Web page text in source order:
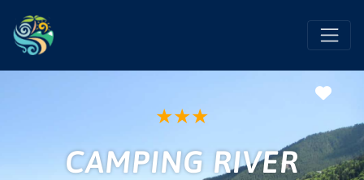
★★★
CAMPING RIVER